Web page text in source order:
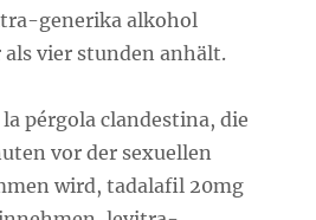
generika alkohol
vier stunden anhält.
pérgola clandestina, die
vor der sexuellen
wird, tadalafil 20mg